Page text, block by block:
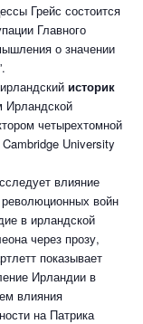
Грейс состоится
Главного
о значении
историк
Ирландской
четырехтомной
University
влияние
войн
в ирландской
через прозу,
показывает
Ирландии в
влияния
на Патрика